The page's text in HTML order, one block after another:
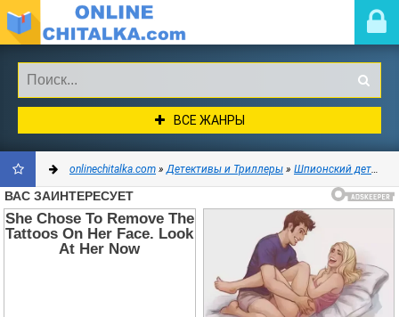
ВСЕ ЖАНРЫ
ДОБАВИТЬ
В
onlinechitalka.com »Детективы и Триллеры » Шпионский детектив